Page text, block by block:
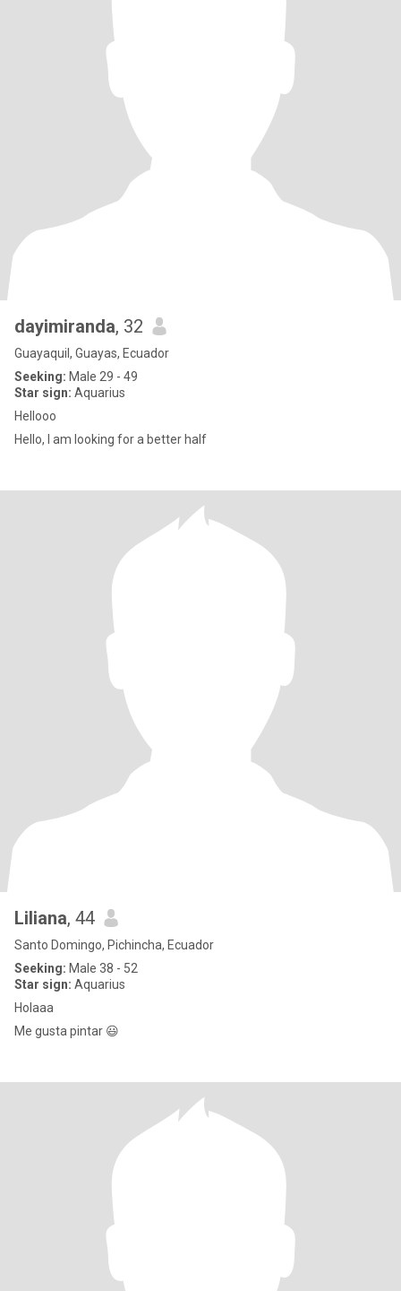
dayimiranda, 32
Guayaquil, Guayas, Ecuador
Seeking: Male 29 - 49
Star sign: Aquarius
Hellooo
Hello, I am looking for a better half
Liliana, 44
Santo Domingo, Pichincha, Ecuador
Seeking: Male 38 - 52
Star sign: Aquarius
Holaaa
Me gusta pintar 😃